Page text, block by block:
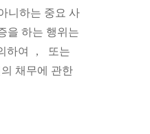
니하는 중요 사
을 하는 행위는
하여 ,
또는
채무에 관한